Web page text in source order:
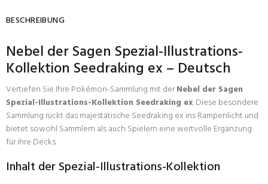
BESCHREIBUNG
Nebel der Sagen Spezial-Illustrations-
Kollektion Seedraking ex – Deutsch
Vertiefen Sie Ihre Pokémon-Sammlung mit derNebel der Sagen
Spezial-Illustrations-Kollektion Seedraking ex. Diese besondere
Sammlung rückt das majestätische Seedraking ex ins Rampenlicht und
bietet sowohl Sammlern als auch Spielern eine wertvolle Ergänzung
für ihre Decks.
Inhalt der Spezial-Illustrations-Kollektion